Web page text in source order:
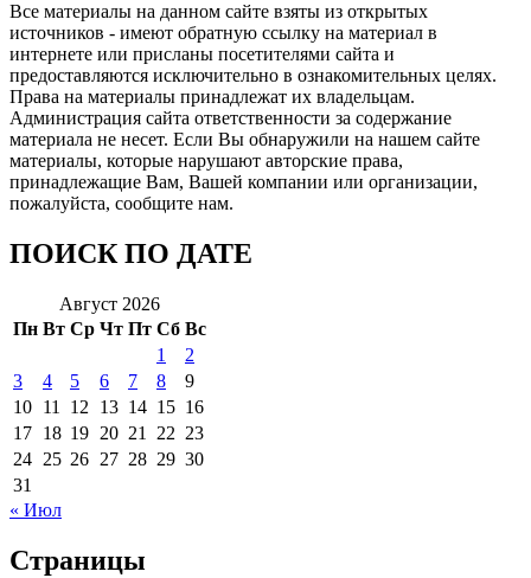
Все материалы на данном сайте взяты из открытых
источников - имеют обратную ссылку на материал в
интернете или присланы посетителями сайта и
предоставляются исключительно в ознакомительных целях.
Права на материалы принадлежат их владельцам.
Администрация сайта ответственности за содержание
материала не несет. Если Вы обнаружили на нашем сайте
материалы, которые нарушают авторские права,
принадлежащие Вам, Вашей компании или организации,
пожалуйста, сообщите нам.
ПОИСК ПО ДАТЕ
Август 2026
Пн Вт Ср Чт Пт Сб Вс
1
2
3
4 5 6 7 8
9
10 11 12 13 14 15 16
17 18 19 20 21 22 23
24 25 26 27 28 29 30
31
« Июл
Страницы